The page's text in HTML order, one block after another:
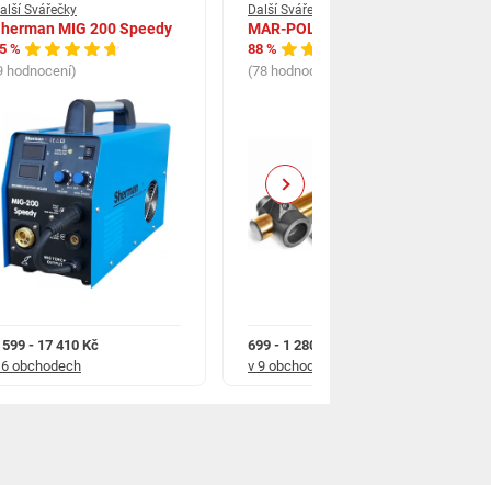
Svářečky
MIG 200 Speedy
%
hodnocení)
599 - 17 410 Kč
obchodech
Další Svářečky
MAR-POL 1850W
88 %
(78 hodnocení)
699 - 1 280 Kč
v 9 obchodech
Next